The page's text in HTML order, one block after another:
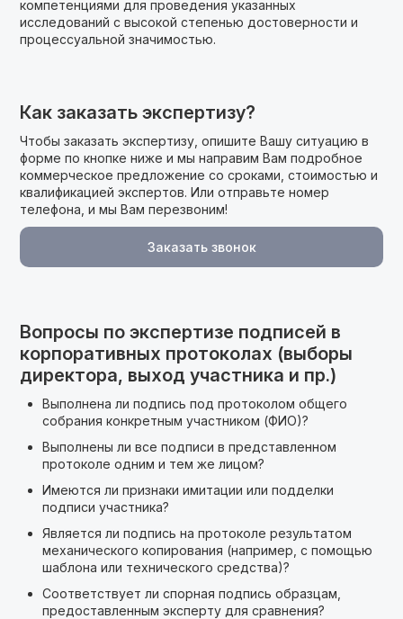
компетенциями для проведения указанных
исследований с высокой степенью достоверности и
процессуальной значимостью.
Как заказать экспертизу?
Чтобы заказать экспертизу, опишите Вашу ситуацию в
форме по кнопке ниже и мы направим Вам подробное
коммерческое предложение cо сроками, стоимостью и
квалификацией экспертов. Или отправьте номер
телефона, и мы Вам перезвоним!
Заказать звонок
Вопросы по экспертизе подписей в
корпоративных протоколах (выборы
директора, выход участника и пр.)
Выполнена ли подпись под протоколом общего
собрания конкретным участником (ФИО)?
Выполнены ли все подписи в представленном
протоколе одним и тем же лицом?
Имеются ли признаки имитации или подделки
подписи участника?
Является ли подпись на протоколе результатом
механического копирования (например, с помощью
шаблона или технического средства)?
Соответствует ли спорная подпись образцам,
предоставленным эксперту для сравнения?